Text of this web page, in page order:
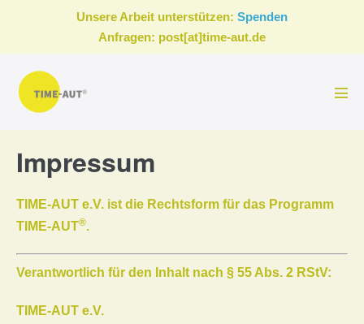
springen
Unsere Arbeit unterstützen: Spenden
Anfragen: post[at]time-aut.de
Impressum
TIME-AUT e.V. ist die Rechtsform für das Programm
TIME-AUT®.
Verantwortlich für den Inhalt nach § 55 Abs. 2 RStV:
TIME-AUT e.V.